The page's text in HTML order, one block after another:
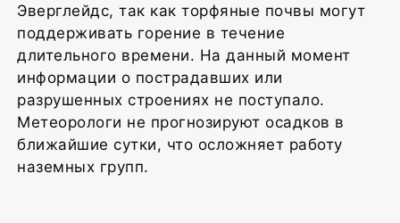
Эверглейдс, так как торфяные почвы могут
поддерживать горение в течение
длительного времени. На данный момент
информации о пострадавших или
разрушенных строениях не поступало.
Метеорологи не прогнозируют осадков в
ближайшие сутки, что осложняет работу
наземных групп.